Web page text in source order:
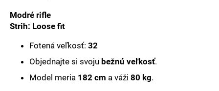
hviezdičiek.
Modré rifle
Strih: Loose fit
Fotená veľkosť: 32
Objednajte si svoju bežnú veľkosť.
Model meria 182 cm a váži 80 kg.
ú
č